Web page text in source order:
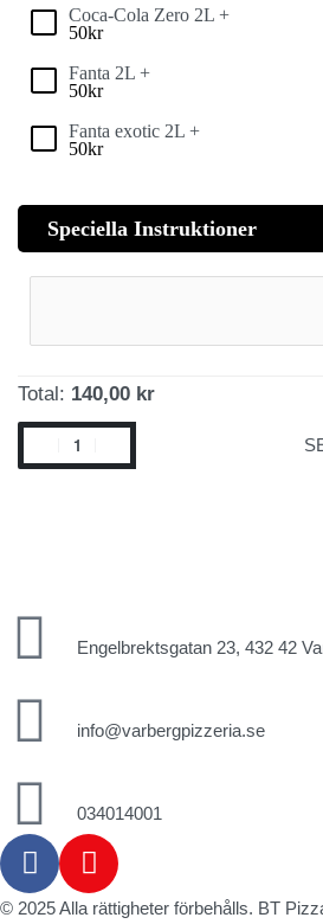
Coca-Cola Zero 2L +
50kr
Fanta 2L +
50kr
Fanta exotic 2L +
50kr
Speciella Instruktioner
Total: 140,00 kr
Engelbrektsgatan 23, 432 42
info@varbergpizzeria.se
034014001
© 2025 Alla rättigheter förbehålls. BT